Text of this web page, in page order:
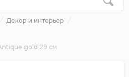
Декор и интерьер
gold 29 см